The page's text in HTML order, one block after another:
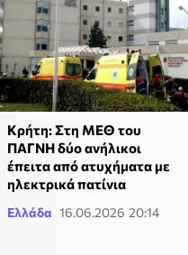
Κρήτη: Στη ΜΕΘ του
ΠΑΓΝΗ δύο ανήλικοι
έπειτα από ατυχήματα με
ηλεκτρικά πατίνια
Ελλάδα 16.06.2026 20:14